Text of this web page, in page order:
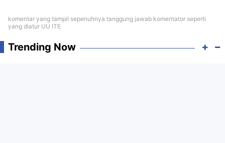
komentar yang tampil sepenuhnya tanggung jawab komentator seperti
yang diatur UU ITE
Trending Now